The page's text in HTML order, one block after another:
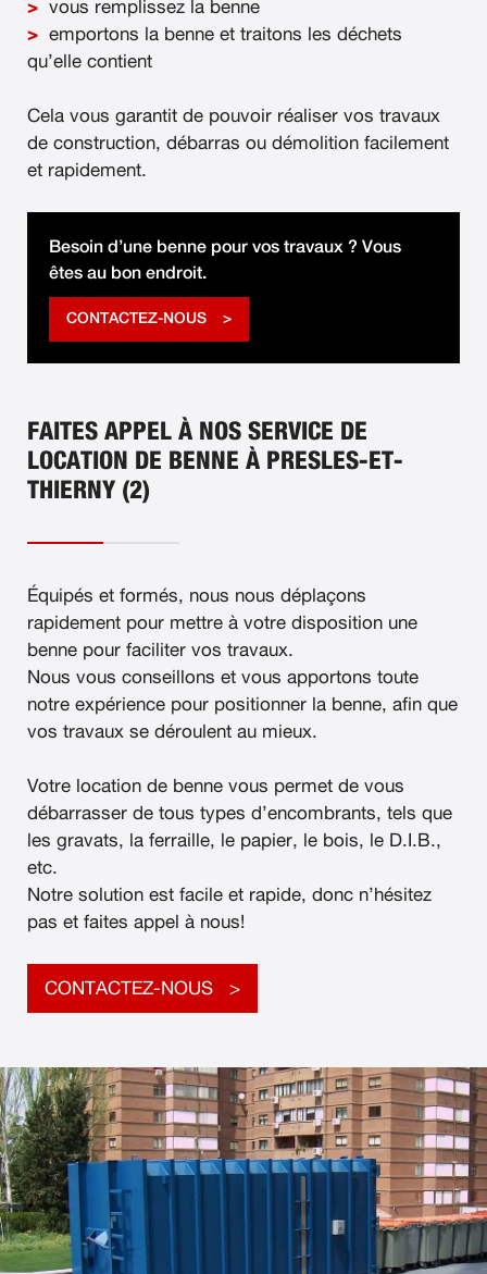
vous remplissez la benne
emportons la benne et traitons les déchets
qu’elle contient
Cela vous garantit de pouvoir réaliser vos travaux
de construction, débarras ou démolition facilement
et rapidement.
Besoin d’une benne pour vos travaux ? Vous
êtes au bon endroit.
CONTACTEZ-NOUS
FAITES APPEL À NOS SERVICE DE
LOCATION DE BENNE À PRESLES-ET-
THIERNY (2)
Équipés et formés, nous nous déplaçons
rapidement pour mettre à votre disposition une
benne pour faciliter vos travaux.
Nous vous conseillons et vous apportons toute
notre expérience pour positionner la benne, afin que
vos travaux se déroulent au mieux.
Votre location de benne vous permet de vous
débarrasser de tous types d’encombrants, tels que
les gravats, la ferraille, le papier, le bois, le D.I.B.,
etc.
Notre solution est facile et rapide, donc n’hésitez
pas et faites appel à nous!
CONTACTEZ-NOUS